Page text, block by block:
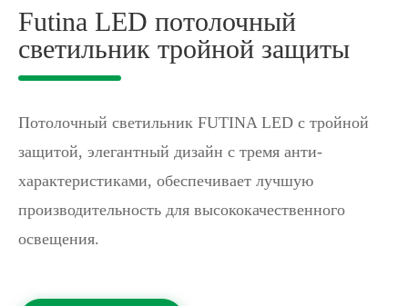
Futina LED потолочный
светильник тройной защиты
Потолочный светильник FUTINA LED с тройной
защитой, элегантный дизайн с тремя анти-
характеристиками, обеспечивает лучшую
производительность для высококачественного
освещения.